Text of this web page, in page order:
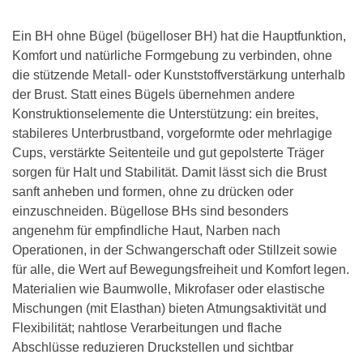
Ein BH ohne Bügel (bügelloser BH) hat die Hauptfunktion,
Komfort und natürliche Formgebung zu verbinden, ohne
die stützende Metall- oder Kunststoffverstärkung unterhalb
der Brust. Statt eines Bügels übernehmen andere
Konstruktionselemente die Unterstützung: ein breites,
stabileres Unterbrustband, vorgeformte oder mehrlagige
Cups, verstärkte Seitenteile und gut gepolsterte Träger
sorgen für Halt und Stabilität. Damit lässt sich die Brust
sanft anheben und formen, ohne zu drücken oder
einzuschneiden. Bügellose BHs sind besonders
angenehm für empfindliche Haut, Narben nach
Operationen, in der Schwangerschaft oder Stillzeit sowie
für alle, die Wert auf Bewegungsfreiheit und Komfort legen.
Materialien wie Baumwolle, Mikrofaser oder elastische
Mischungen (mit Elasthan) bieten Atmungsaktivität und
Flexibilität; nahtlose Verarbeitungen und flache
Abschlüsse reduzieren Druckstellen und sichtbar